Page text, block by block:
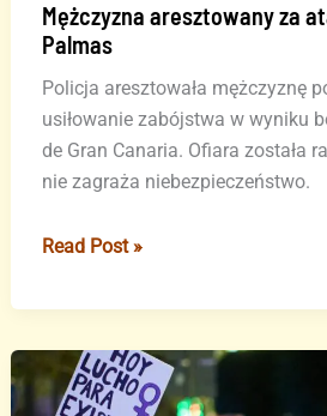
Mężczyzna aresztowany za
Palmas
Policja aresztowała mężczyznę
usiłowanie zabójstwa w wyniku
de Gran Canaria. Ofiara została
nie zagraża niebezpieczeństwo.
Mężczyzna
za
nożem
w
Read Post »